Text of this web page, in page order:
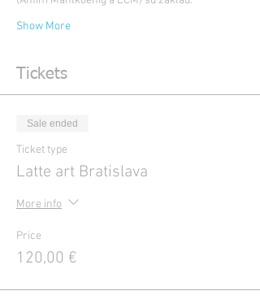
Show More
Tickets
Sale ended
Ticket type
Latte art Bratislava
More info
Price
120,00 €